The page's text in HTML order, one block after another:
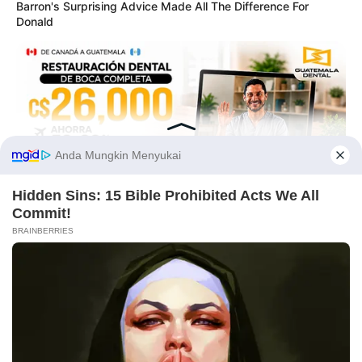
Fail! 10 Potret Makanan Gagal
Dimasak yang Bikin Kamu
Nggak Selera
10 Pose Manekin Anti
Mainstream yang Konyol
Barron's Surprising Advice Made All The Difference For
Donald
Before You Go